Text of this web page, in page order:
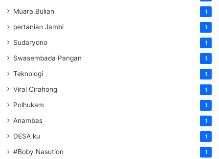
Muara Bulian 1
pertanian Jambi 1
Sudaryono 1
Swasembada Pangan 1
Teknologi 1
Viral Cirahong 1
Polhukam 1
Anambas 1
DESA ku 1
#Boby Nasution 1